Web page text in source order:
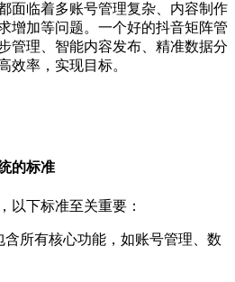
面临着多账号管理复杂、内容制作
增加等问题。一个好的抖音矩阵管
管理、智能内容发布、精准数据分
效率，实现目标。
的标准
以下标准至关重要：
所有核心功能，如账号管理、数